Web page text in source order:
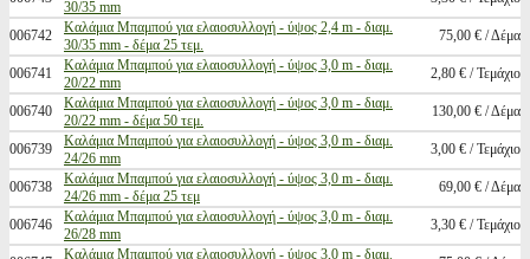
30/35 mm
006742
Καλάμια Μπαμπού για ελαιοσυλλογή - ύψος 2,4 m - διαμ.
30/35 mm - δέμα 25 τεμ.
75,00 € / Δέμα
006741
Καλάμια Μπαμπού για ελαιοσυλλογή - ύψος 3,0 m - διαμ.
20/22 mm
2,80 € / Τεμάχιο
006740
Καλάμια Μπαμπού για ελαιοσυλλογή - ύψος 3,0 m - διαμ.
20/22 mm - δέμα 50 τεμ.
130,00 € / Δέμα
006739
Καλάμια Μπαμπού για ελαιοσυλλογή - ύψος 3,0 m - διαμ.
24/26 mm
3,00 € / Τεμάχιο
006738
Καλάμια Μπαμπού για ελαιοσυλλογή - ύψος 3,0 m - διαμ.
24/26 mm - δέμα 25 τεμ
69,00 € / Δέμα
006746
Καλάμια Μπαμπού για ελαιοσυλλογή - ύψος 3,0 m - διαμ.
26/28 mm
3,30 € / Τεμάχιο
Καλάμια Μπαμπού για ελαιοσυλλογή - ύψος 3,0 m - διαμ.